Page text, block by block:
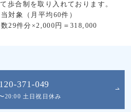
歩合制を取り入れております。
対象（月平均60件）
29件分×2,000円＝318,000
371-049
20:00 土日祝日休み